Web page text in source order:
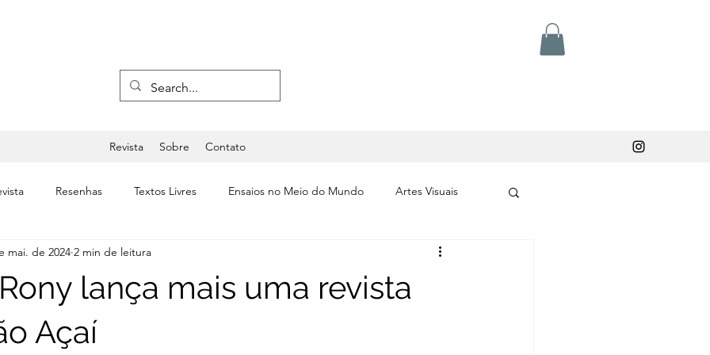
Revista Sobre Contato
Resenhas Textos Livres Ensaios no Meio do Mundo Artes Visuais
Últimas Editorial
lança mais uma revista
Açaí
mai. de 2024 2 min de leitura